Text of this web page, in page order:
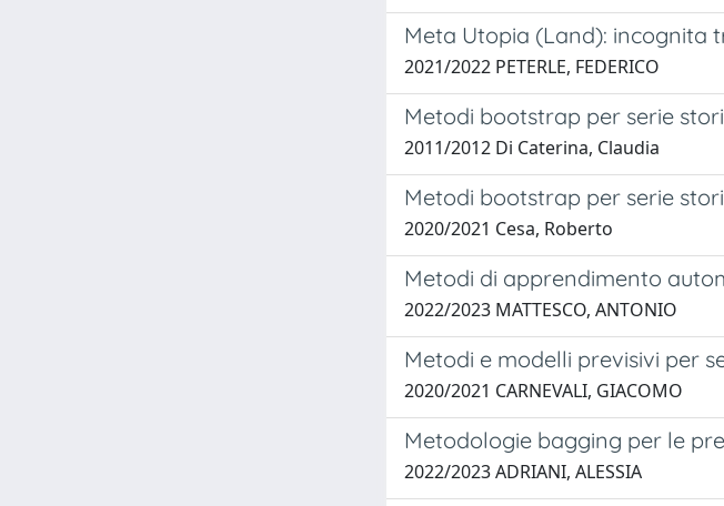
Meta Utopia (Land): incognita
2021/2022 PETERLE, FEDERICO
Metodi bootstrap per serie
2011/2012 Di Caterina, Claudia
Metodi bootstrap per serie
2020/2021 Cesa, Roberto
Metodi di apprendimento
2022/2023 MATTESCO, ANTONIO
Metodi e modelli previsivi per
2020/2021 CARNEVALI, GIACOMO
Metodologie bagging per le
2022/2023 ADRIANI, ALESSIA